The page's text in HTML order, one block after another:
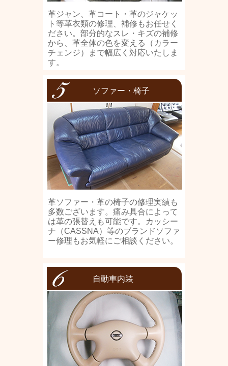
革ジャン、革コート・革のジャケッ
ト等革衣類の修理、補修もお任せく
ださい。部分的なスレ・キズの補修
から、革全体の色を変える（カラー
チェンジ）まで幅広く対応いたしま
す。
ソファー・椅子
革ソファー・革の椅子の修理実績も
多数ございます。痛み具合によって
は革の張替えも可能です。カッシー
ナ（CASSNA）等のブランドソファ
ー修理もお気軽にご相談ください。
自動車内装